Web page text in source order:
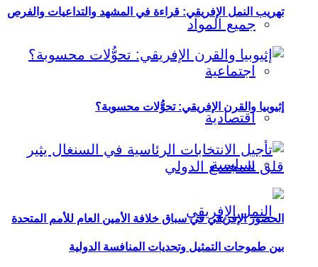
جميع المواد
اجتماعية
اقتصادية
سياسية
تهريب النمل الإفريقي: قراءة في المشهد والتداعيات والفرص
إثيوبيا والقرن الإفريقي: تحوُّلات محسوبة؟
الحضور الإفريقي في سباق خلافة الأمين العام للأمم المتحدة
بين طموحات التمثيل وتحديات المنافسة الدولية